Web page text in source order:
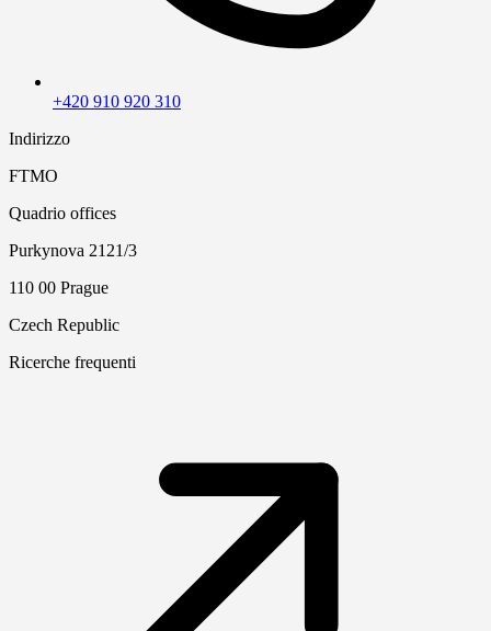
+420 910 920 310
Indirizzo
FTMO
Quadrio offices
Purkynova 2121/3
110 00 Prague
Czech Republic
Ricerche frequenti